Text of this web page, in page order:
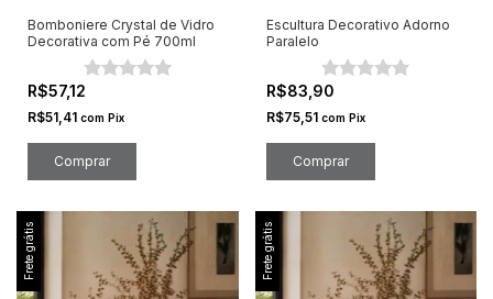
Bomboniere Crystal de Vidro
Decorativa com Pé 700ml
R$57,12
R$51,41 com Pix
Escultura Decorativo Adorno
Paralelo
R$83,90
R$75,51 com Pix
Frete grátis Frete grátis